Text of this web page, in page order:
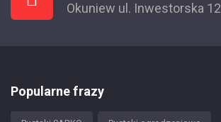
Okuniew ul. Inwestorska 12
Popularne frazy